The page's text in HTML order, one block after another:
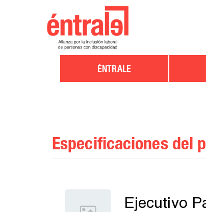
ÉNTRALE
Especificaciones del
Ejecutivo